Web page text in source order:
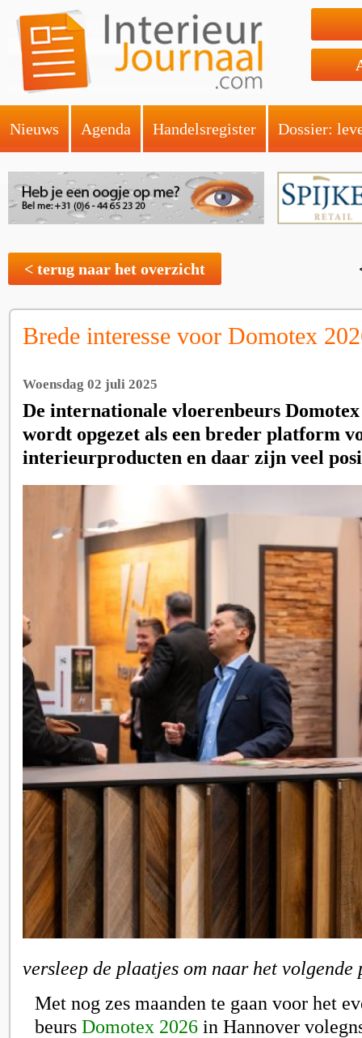
Nieuws Agenda Handelsregister Dossier:
< terug naar het overzicht
Brede interesse voor Domotex
Woensdag 02 juli 2025
De internationale vloerenbeurs
wordt opgezet als een breder platform
interieurproducten en daar zijn veel
versleep de plaatjes om naar het
Met nog zes maanden te gaan voor het
beurs Domotex 2026 in Hannover